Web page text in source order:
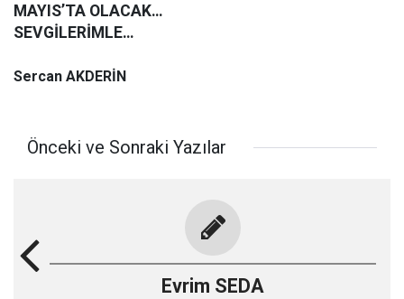
MAYIS’TA OLACAK…
SEVGİLERİMLE…
Sercan AKDERİN
Önceki ve Sonraki Yazılar
Evrim SEDA